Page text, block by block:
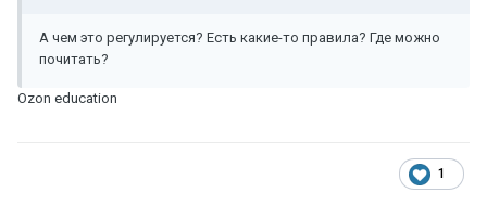
А чем это регулируется? Есть какие-то правила? Где можно
почитать?
Ozon education
1